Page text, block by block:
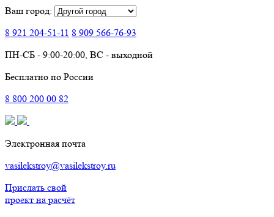
Ваш город:
8 921 204-51-11 8 909 566-76-93
ПН-СБ - 9:00-20:00, ВС - выходной
Бесплатно по России
8 800 200 00 82
Электронная почта
vasilekstroy@vasilekstroy.ru
Прислать свой
проект на расчёт